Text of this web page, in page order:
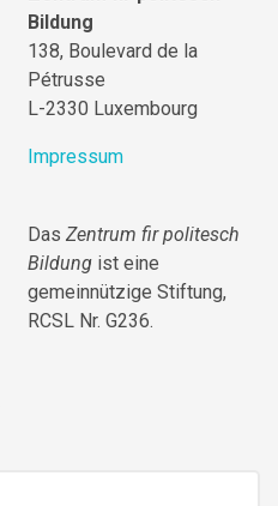
Bildung
138, Boulevard de la
Pétrusse
L-2330 Luxembourg
Impressum
Das Zentrum fir politesch
Bildung ist eine
gemeinnützige Stiftung,
RCSL Nr. G236.